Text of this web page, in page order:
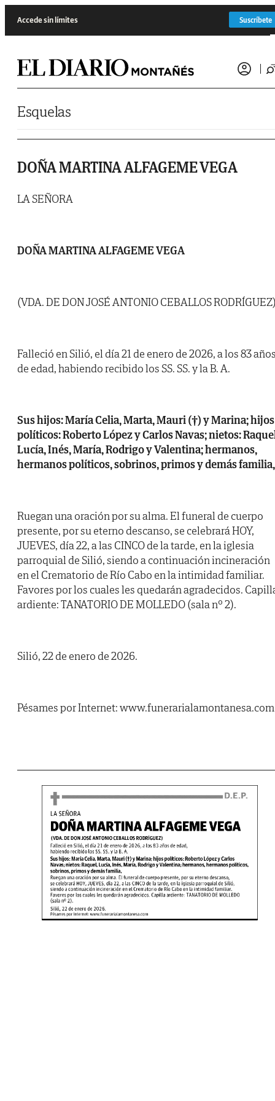
Accede sin límites Suscríbete
Esquelas
DOÑA MARTINA ALFAGEME VEGA
LA SEÑORA
DOÑA MARTINA ALFAGEME VEGA
(VDA. DE DON JOSÉ ANTONIO CEBALLOS
Falleció en Silió, el día 21 de enero de 2026, a los 83
de edad, habiendo recibido los SS. SS. y la B. A.
Sus hijos: María Celia, Marta, Mauri (†) y Marina; hijos
políticos: Roberto López y Carlos Navas; nietos:
Lucía, Inés, María, Rodrigo y Valentina; hermanos,
hermanos políticos, sobrinos, primos y demás familia,
Ruegan una oración por su alma. El funeral de cuerpo
presente, por su eterno descanso, se celebrará HOY,
JUEVES, día 22, a las CINCO de la tarde, en la iglesia
parroquial de Silió, siendo a continuación incineración
en el Crematorio de Río Cabo en la intimidad familiar.
Favores por los cuales les quedarán agradecidos.
ardiente: TANATORIO DE MOLLEDO (sala nº 2).
Silió, 22 de enero de 2026.
Pésames por Internet: www.funerarialamontanesa.com